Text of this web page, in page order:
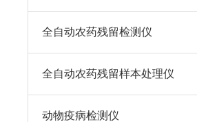
全自动农药残留检测仪
全自动农药残留样本处理仪
动物疫病检测仪